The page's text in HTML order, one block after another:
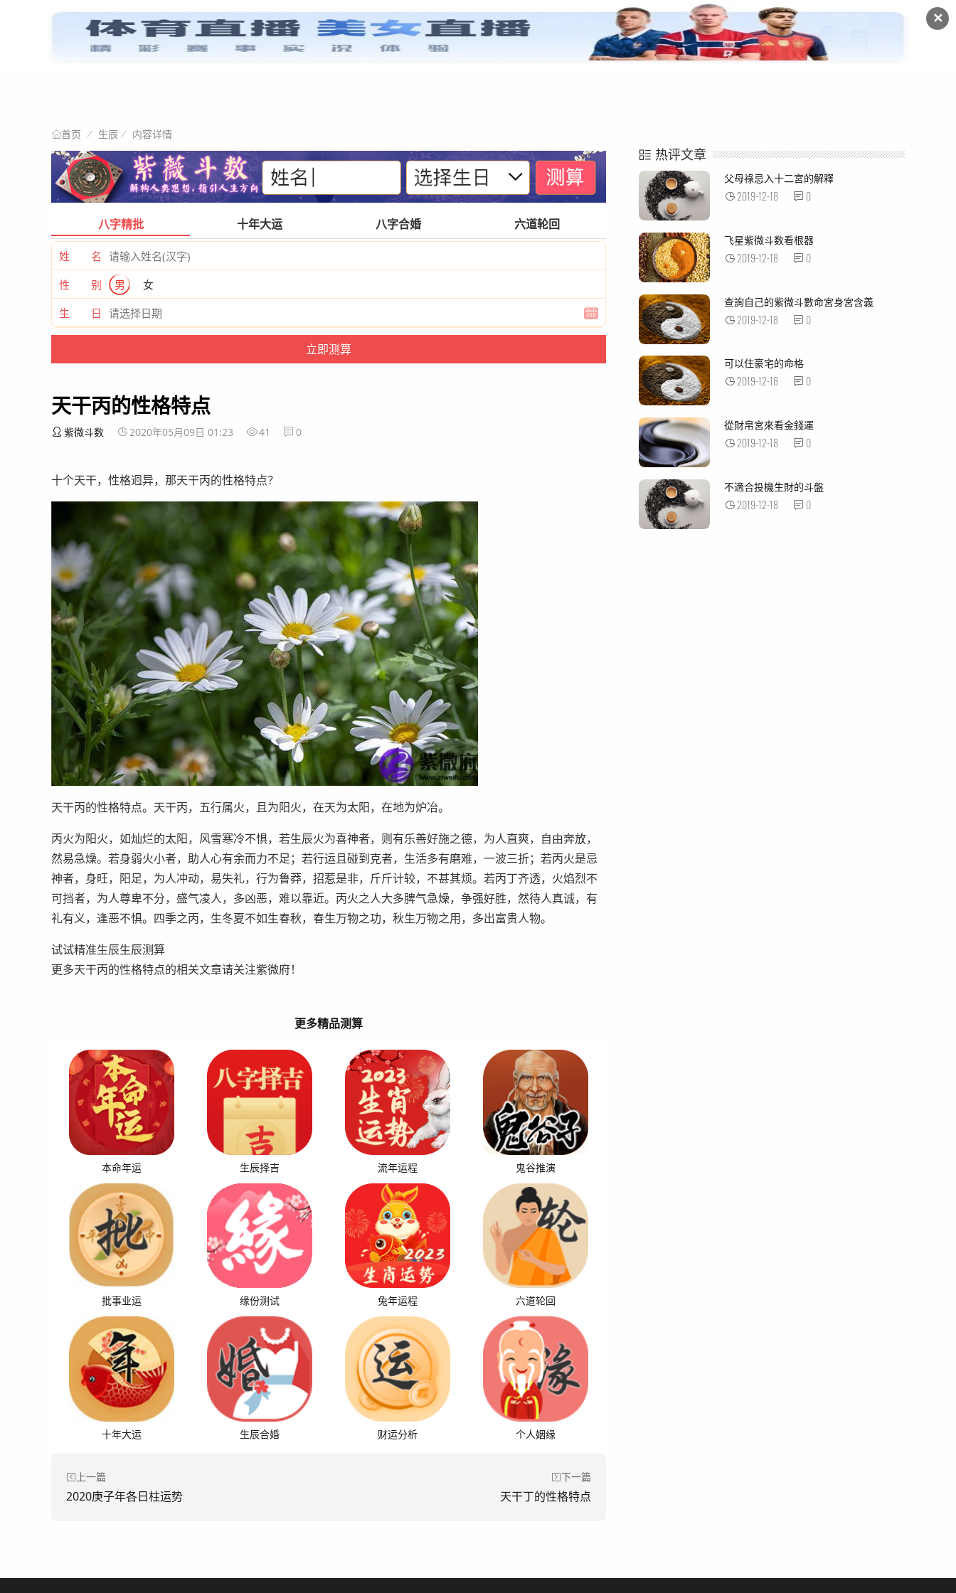
✕
首页 星情阐述 紫微基础 宫位体系 四化诀窍 格局玄奥 命例解析 紫微杂谈
首页 生辰 内容详情
八字精批 十年大运 八字合婚 六道轮回
姓 名
性 别
男
女
生 日
天干丙的性格特点
紫微斗数 2020年05月09日 01:23 41 0
十个天干，性格迥异，那天干丙的性格特点？
天干丙的性格特点。天干丙，五行属火，且为阳火，在天为太阳，在地为炉冶。
丙火为阳火，如灿烂的太阳，风雪寒冷不惧，若生辰火为喜神者，则有乐善好施之德，为人直爽，自由奔放，
然易急燥。若身弱火小者，助人心有余而力不足；若行运且碰到克者，生活多有磨难，一波三折；若丙火是忌
神者，身旺，阳足，为人冲动，易失礼，行为鲁莽，招惹是非，斤斤计较，不甚其烦。若丙丁齐透，火焰烈不
可挡者，为人尊卑不分，盛气凌人，多凶恶，难以靠近。丙火之人大多脾气急燥，争强好胜，然待人真诚，有
礼有义，逢恶不惧。四季之丙，生冬夏不如生春秋，春生万物之功，秋生万物之用，多出富贵人物。
试试精准生辰生辰测算
更多天干丙的性格特点的相关文章请关注紫微府！
更多精品测算
本命年运 生辰择吉 流年运程 鬼谷推演
批事业运 缘份测试 兔年运程 六道轮回
十年大运 生辰合婚 财运分析 个人姻缘
上一篇
2020庚子年各日柱运势
下一篇
天干丁的性格特点
热评文章
父母祿忌入十二宮的解釋
2019-12-18 0
飞星紫微斗数看根器
2019-12-18 0
查詢自己的紫微斗數命宮身宮含義
2019-12-18 0
可以住豪宅的命格
2019-12-18 0
從財帛宮來看金錢運
2019-12-18 0
不適合投機生財的斗盤
2019-12-18 0